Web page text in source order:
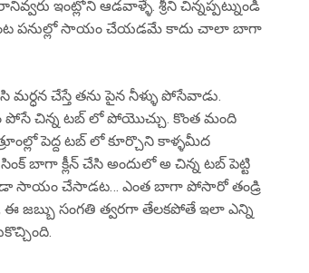
ఇంట్లోని ఆడవాళ్ళే. శ్రీని చిన్నప్పట్నుండి
వంట పనుల్లో సాయం చేయడమే కాదు చాలా బాగా
చేస్తే తను పైన నీళ్ళు పోసేవాడు.
పోసే చిన్న టబ్ లో పోయొచ్చు. కొంత మంది
పెద్ద టబ్ లో కూర్చొని కాళ్ళమీద
బాగా క్లీన్ చేసి అందులో అ చిన్న టబ్ పెట్టి
సాయం చేసాడట… ఎంత బాగా పోసారో తండ్రి
ఈ జబ్బు సంగతి త్వరగా తేలకపోతే ఇలా ఎన్ని